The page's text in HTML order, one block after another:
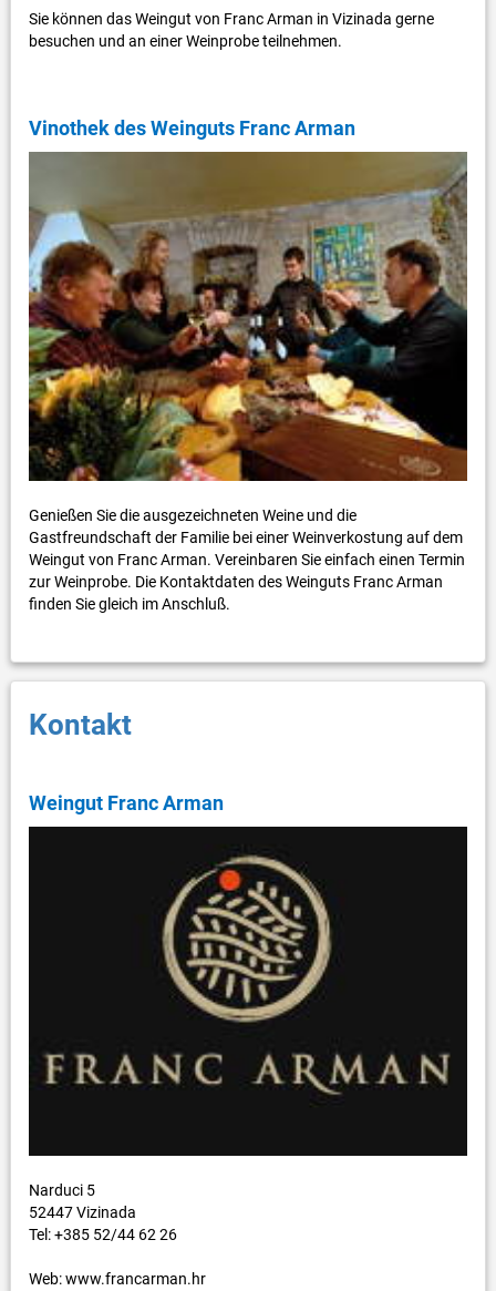
Sie können das Weingut von Franc Arman in Vizinada gerne
besuchen und an einer Weinprobe teilnehmen.
Vinothek des Weinguts Franc Arman
Genießen Sie die ausgezeichneten Weine und die
Gastfreundschaft der Familie bei einer Weinverkostung auf dem
Weingut von Franc Arman. Vereinbaren Sie einfach einen Termin
zur Weinprobe. Die Kontaktdaten des Weinguts Franc Arman
finden Sie gleich im Anschluß.
Kontakt
Weingut Franc Arman
Narduci 5
52447 Vizinada
Tel: +385 52/44 62 26
Web: www.francarman.hr